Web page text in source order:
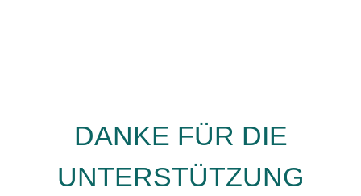
DANKE FÜR DIE
UNTERSTÜTZUNG